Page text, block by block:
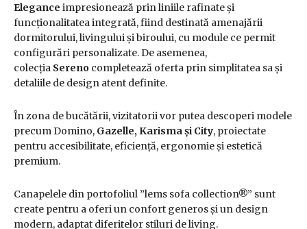
Elegance impresionează prin liniile rafinate și
funcționalitatea integrată, fiind destinată amenajării
dormitorului, livingului și biroului, cu module ce permit
configurări personalizate. De asemenea,
colecția Sereno completează oferta prin simplitatea sa și
detaliile de design atent definite.
În zona de bucătării, vizitatorii vor putea descoperi modele
precum Domino, Gazelle, Karisma și City, proiectate
pentru accesibilitate, eficiență, ergonomie și estetică
premium.
Canapelele din portofoliul ”lems sofa collection®” sunt
create pentru a oferi un confort generos și un design
modern, adaptat diferitelor stiluri de living.